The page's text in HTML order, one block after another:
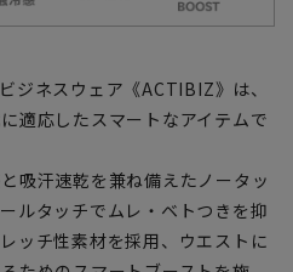
ジネスウェア《ACTIBIZ》は、
適応したスマートなアイテムで
吸汗速乾を兼ね備えたノータッ
ルタッチでムレ・ベトつきを抑
ッチ性素材を採用、ウエストに